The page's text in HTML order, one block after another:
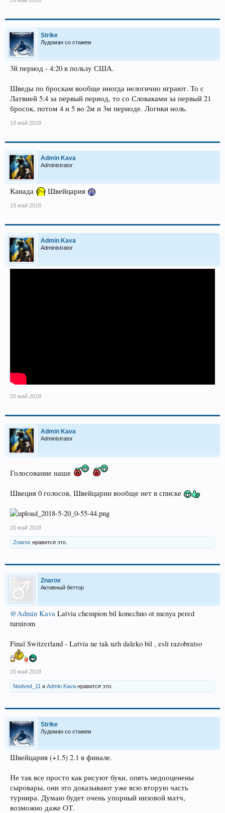
Strike
Лудоман со стажем
3й период - 4:20 в пользу США.
Шведы по броскам вообще иногда нелогично играют. То с
Латвией 5:4 за первый период, то со Словаками за первый 21
бросок, потом 4 и 5 во 2м и 3м периоде. Логики ноль.
19 май 2018
Admin Kava
Administrator
Канада Швейцария
19 май 2018
Admin Kava
Administrator
20 май 2018
Admin Kava
Administrator
Голосование наше
Швеция 0 голосов, Швейцарии вообще нет в списке
20 май 2018
Znarox нравится это.
Znarox
Активный беттор
@Admin Kava Latvia chempion bil konechno ot menya pered
turnirom
Final Switzerland - Latvia ne tak uzh daleko bil , esli razobratso
20 май 2018
Nedved_11 и Admin Kava нравится это.
Strike
Лудоман со стажем
Швейцария (+1.5) 2.1 в финале.
Не так все просто как рисуют буки, опять недооценены
сыровары, они это доказывают уже всю вторую часть
турнира. Думаю будет очень упорный низовой матч,
возможно даже ОТ.